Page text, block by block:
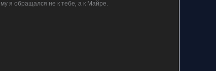
я обращался не к тебе, а к Майре.